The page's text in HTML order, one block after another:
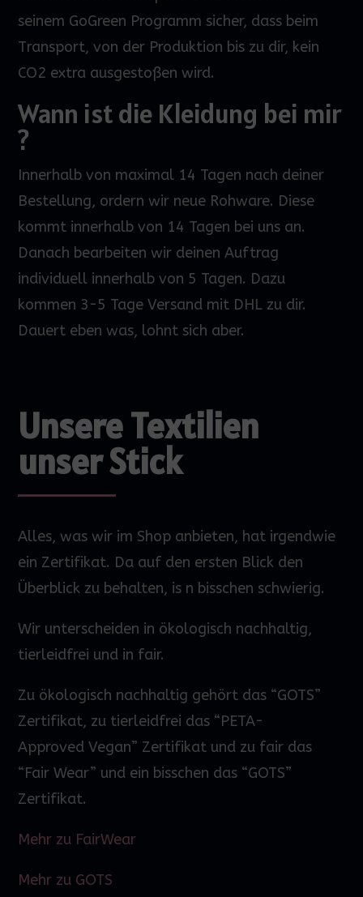
seinem GoGreen Programm sicher, dass beim
Transport, von der Produktion bis zu dir, kein
CO2 extra ausgestoßen wird.
Wann ist die Kleidung bei mir
?
Innerhalb von maximal 14 Tagen nach deiner
Bestellung, ordern wir neue Rohware. Diese
kommt innerhalb von 14 Tagen bei uns an.
Danach bearbeiten wir deinen Auftrag
individuell innerhalb von 5 Tagen. Dazu
kommen 3-5 Tage Versand mit DHL zu dir.
Dauert eben was, lohnt sich aber.
Unsere Textilien
unser Stick
Alles, was wir im Shop anbieten, hat irgendwie
ein Zertifikat. Da auf den ersten Blick den
Überblick zu behalten, is n bisschen schwierig.
Wir unterscheiden in ökologisch nachhaltig,
tierleidfrei und in fair.
Zu ökologisch nachhaltig gehört das “GOTS”
Zertifikat, zu tierleidfrei das “PETA-
Approved Vegan” Zertifikat und zu fair das
“FairWear” und ein bisschen das “GOTS”
Zertifikat.
Mehr zu FairWear
Mehr zu GOTS